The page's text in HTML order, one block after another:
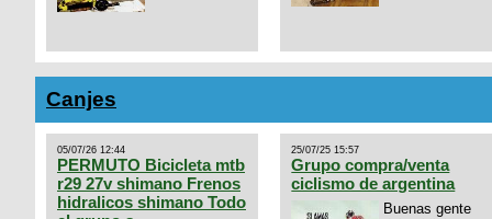
Canjes
05/07/26 12:44
PERMUTO Bicicleta mtb
r29 27v shimano Frenos
hidralicos shimano Todo
25/07/25 15:57
Grupo compra/venta
ciclismo de argentina
Buenas gente